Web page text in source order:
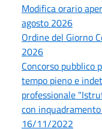
Modifica orario
agosto 2026
Ordine del Giorno
2026
Concorso pubblico
tempo pieno e
professionale
con
16/11/2022